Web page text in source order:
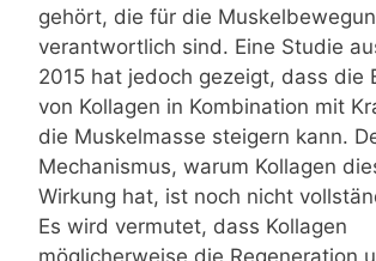
gehört, die für die
verantwortlich sind. Eine Studie
2015 hat jedoch gezeigt, dass die
von Kollagen in Kombination mit
die Muskelmasse steigern kann.
Mechanismus, warum Kollagen
Wirkung hat, ist noch nicht
Es wird vermutet, dass Kollagen
möglicherweise die Regeneration